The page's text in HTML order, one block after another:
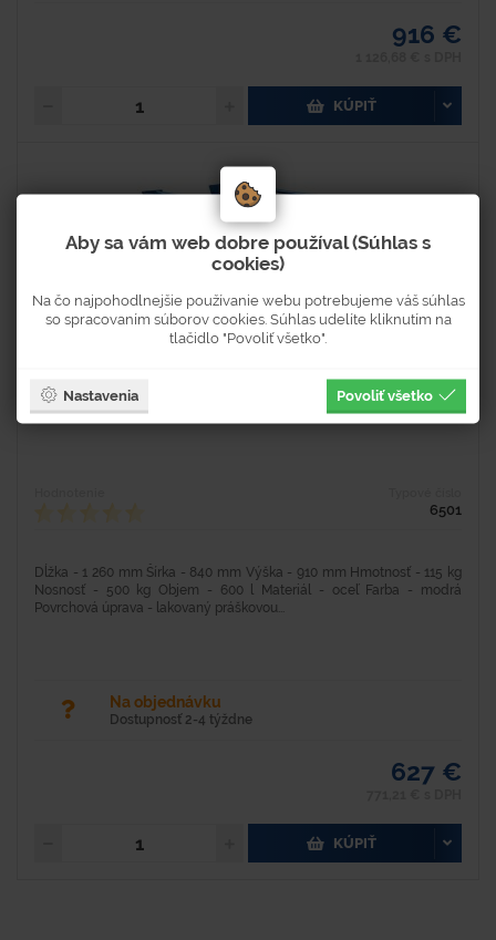
916 €
KÚPIŤ
Kontajner s výklopným dnom
6501
Dĺžka - 1 260 mm Šírka - 840 mm Výška - 910 mm Hmotnosť - 115 kg
Nosnosť - 500 kg Objem - 600 l Materiál - oceľ Farba - modrá
Povrchová úprava - lakovaný práškovou...
Na objednávku
Dostupnosť 2-4 týždne
627 €
KÚPIŤ
Aby sa vám web dobre používal (Súhlas s
cookies)
Na čo najpohodlnejšie používanie webu potrebujeme váš súhlas
so spracovaním súborov cookies. Súhlas udelíte kliknutím na
tlačidlo "Povoliť všetko".
Nastavenia Povoliť všetko